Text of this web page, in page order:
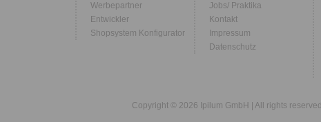
Werbepartner
Entwickler
Shopsystem Konfigurator
Jobs/ Praktika
Kontakt
Impressum
Datenschutz
Copyright © 2026 Ipilum GmbH | All rights reserved